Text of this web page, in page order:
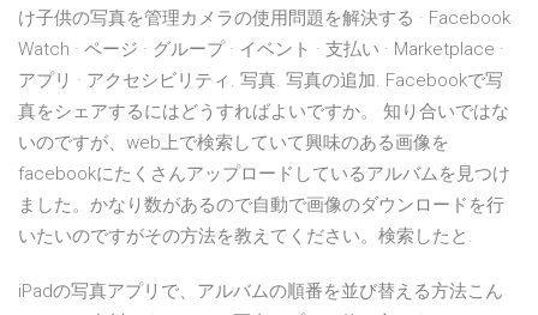
け子供の写真を管理カメラの使用問題を解決する · Facebook
Watch · ページ · グループ · イベント · 支払い · Marketplace ·
アプリ · アクセシビリティ. 写真. 写真の追加. Facebookで写
真をシェアするにはどうすればよいですか。 知り合いではな
いのですが、web上で検索していて興味のある画像を
facebookにたくさんアップロードしているアルバムを見つけ
ました。かなり数があるので自動で画像のダウンロードを行
いたいのですがその方法を教えてください。検索したと.
iPadの写真アプリで、アルバムの順番を並び替える方法こん